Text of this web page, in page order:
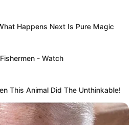
Happens Next Is Pure Magic
- Watch
This Animal Did The Unthinkable!